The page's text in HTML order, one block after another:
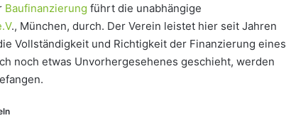
Baufinanzierung führt die unabhängige
., München, durch. Der Verein leistet hier seit Jahren
Vollständigkeit und Richtigkeit der Finanzierung eines
noch etwas Unvorhergesehenes geschieht, werden